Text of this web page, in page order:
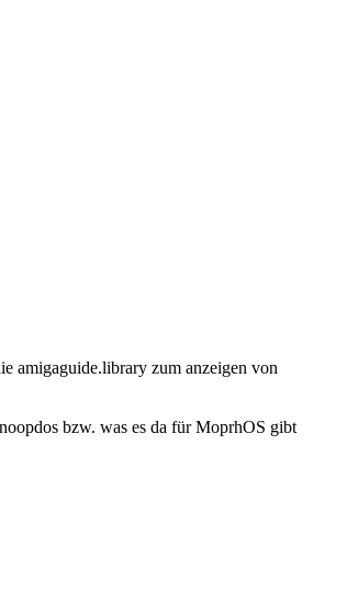
amigaguide.library zum anzeigen von
bzw. was es da für MoprhOS gibt